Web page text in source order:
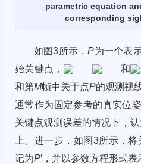
parametric equation
corresponding
如图3所示，P为一个表
始关键点，
和
和第M帧中关于点P的观测视
通常作为固定参考的真实位
关键点观测误差的情况下，
上。进一步，如图3所示，将
记为P′，并以参数方程形式表